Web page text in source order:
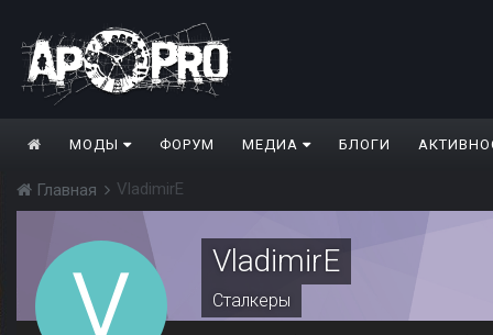
МОДЫ ФОРУМ МЕДИА БЛОГИ
Главная VladimirE
VladimirE
Сталкеры